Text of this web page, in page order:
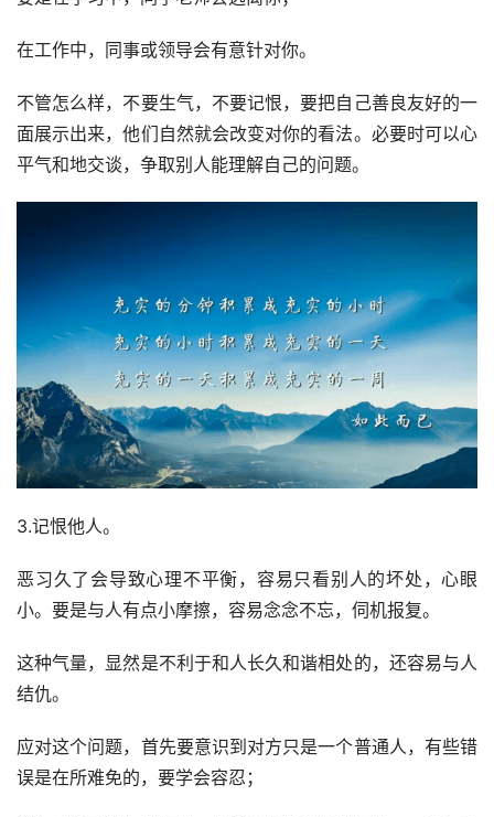
在工作中，同事或领导会有意针对你。
不管怎么样，不要生气，不要记恨，要把自己善良友好的一
面展示出来，他们自然就会改变对你的看法。必要时可以心
平气和地交谈，争取别人能理解自己的问题。
3.记恨他人。
恶习久了会导致心理不平衡，容易只看别人的坏处，心眼
小。要是与人有点小摩擦，容易念念不忘，伺机报复。
这种气量，显然是不利于和人长久和谐相处的，还容易与人
结仇。
应对这个问题，首先要意识到对方只是一个普通人，有些错
误是在所难免的，要学会容忍；